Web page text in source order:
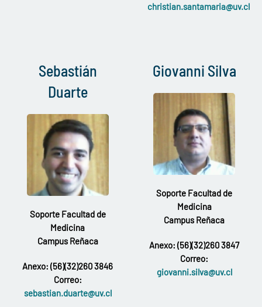
christian.santamaria@uv.cl
Sebastián
Duarte
Soporte Facultad de
Medicina
Campus Reñaca
Anexo: (56)(32)260 3846
Correo:
sebastian.duarte@uv.cl
Giovanni Silva
Soporte Facultad de
Medicina
Campus Reñaca
Anexo: (56)(32)260 3847
Correo:
giovanni.silva@uv.cl